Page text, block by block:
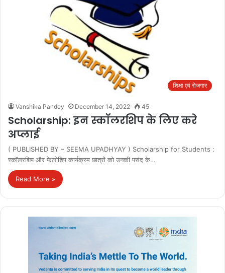
शिक्षा एवं रोजगार
Vanshika Pandey December 14, 2022 45
Scholarship: इन स्कॉलरशिप के लिए करे
अप्लाई
( PUBLISHED BY – SEEMA UPADHYAY ) Scholarship for Students :
स्कॉलरशिप और फेलोशिप कार्यक्रम छात्रों को उनकी पसंद के…
Read More »